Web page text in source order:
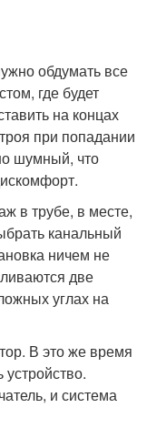
обдумать все
где будет
на концах
при попадании
шумный, что
в трубе, в месте,
канальный
ничем не
две
углах на
В это же время
и система